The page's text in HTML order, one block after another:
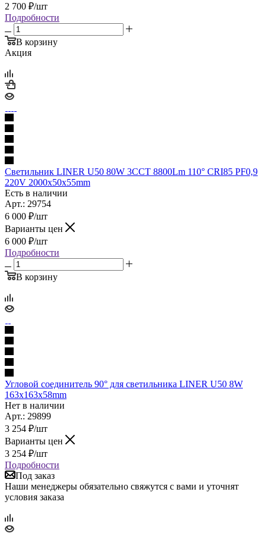
2 700 ₽/шт
Подробности
В корзину
Акция
Светильник LINER U50 80W 3ССТ 8800Lm 110° CRI85 PF0,9
220V 2000x50x55mm
Есть в наличии
Арт.: 29754
6 000 ₽/шт
Варианты цен
6 000 ₽/шт
Подробности
В корзину
Угловой соединитель 90° для светильника LINER U50 8W
163х163х58mm
Нет в наличии
Арт.: 29899
3 254 ₽/шт
Варианты цен
3 254 ₽/шт
Подробности
Под заказ
Наши менеджеры обязательно свяжутся с вами и уточнят
условия заказа